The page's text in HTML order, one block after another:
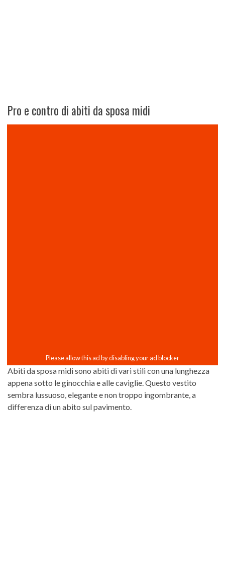
Pro e contro di abiti da sposa midi
Abiti da sposa midi sono abiti di vari stili con una lunghezza
appena sotto le ginocchia e alle caviglie. Questo vestito
sembra lussuoso, elegante e non troppo ingombrante, a
differenza di un abito sul pavimento.